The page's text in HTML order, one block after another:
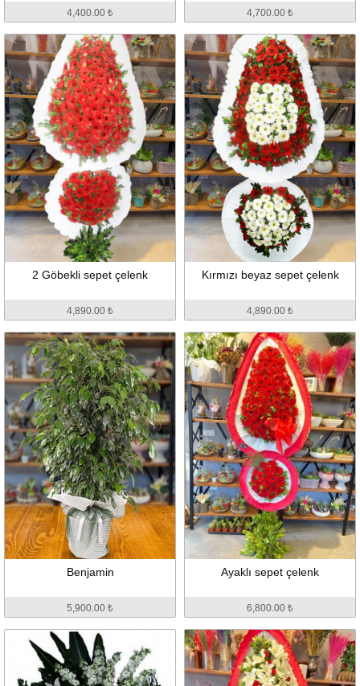
4,400.00 ₺ 4,700.00 ₺
2 Göbekli sepet çelenk
4,890.00 ₺
Kırmızı beyaz sepet çelenk
4,890.00 ₺
Benjamin
5,900.00 ₺
Ayaklı sepet çelenk
6,800.00 ₺